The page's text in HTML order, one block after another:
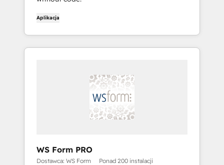
Aplikacja
WS Form PRO
Dostawca: WS Form Ponad 200 instalacji